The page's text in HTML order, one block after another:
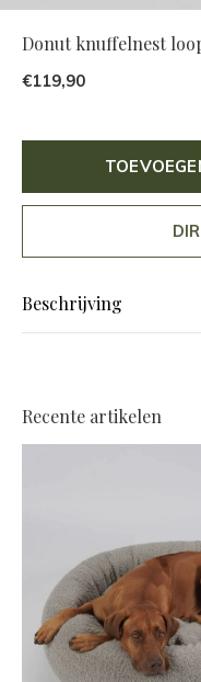
Donut knuffelnest
€119,90
Beschrijving
Recente artikelen